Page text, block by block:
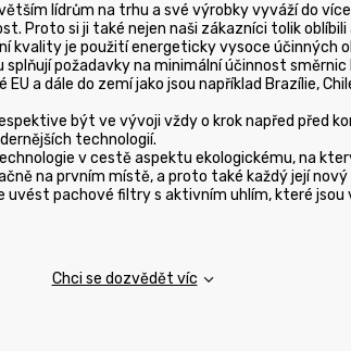
lídrům na trhu a své výrobky vyváží do
Proto si ji také nejen naši zákazníci tolik
kvality je použití energeticky vysoce účinných
požadavky na minimální účinnost směrnic
a dále do zemí jako jsou například Brazílie,
být ve vývoji vždy o krok napřed před
technologií.
v cestě aspektu ekologickému, na
na prvním místě, a proto také každý její
uvést pachové filtry s aktivním uhlím, které
Chci se dozvědět víc